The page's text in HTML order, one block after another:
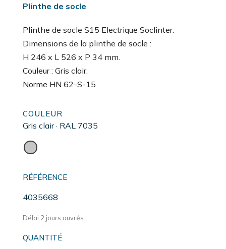
Plinthe de socle
Plinthe de socle S15 Electrique Soclinter.
Dimensions de la plinthe de socle :
H 246 x L 526 x P 34 mm.
Couleur : Gris clair.
Norme HN 62-S-15
COULEUR
Gris clair · RAL 7035
RÉFÉRENCE
4035668
Délai 2 jours ouvrés
QUANTITÉ